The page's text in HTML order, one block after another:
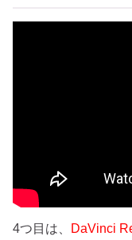
4つ目は、 DaVinci